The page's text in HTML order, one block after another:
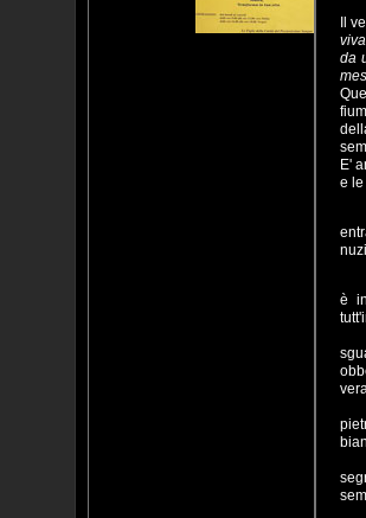
Il
da
E'
e
è